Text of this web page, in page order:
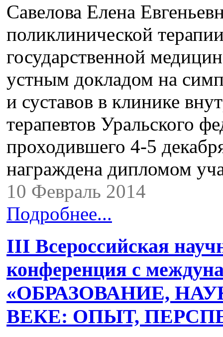
Савелова Елена
поликлинической
государственной
устным докладом на
и суставов в клинике
терапевтов Уральского
проходившего 4-5
награждена дипломом
10 Февраль 2014
Подробнее...
III Всероссийская
конференция с
«ОБРАЗОВАНИЕ,
ВЕКЕ: ОПЫТ,